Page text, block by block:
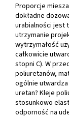
Proporcje
dokładne
urabialności jest
utrzymanie
wytrzymałość
całkowicie
stopni C). W
poliuretanów,
ogólnie
uretan? Kleje
stosunkowo
odporność na